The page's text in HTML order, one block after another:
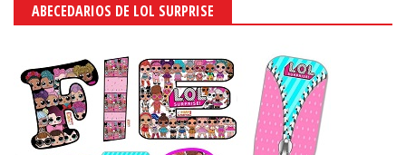
ABECEDARIOS DE LOL SURPRISE